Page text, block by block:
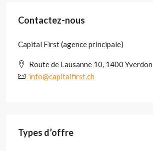
Contactez-nous
Capital First (agence principale)
Route de Lausanne 10, 1400
info@capitalfirst.ch
Types d’offre